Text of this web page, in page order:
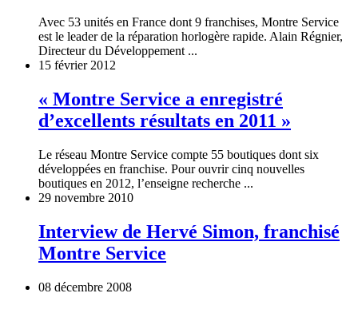
Avec 53 unités en France dont 9 franchises, Montre Service
est le leader de la réparation horlogère rapide. Alain Régnier,
Directeur du Développement ...
15 février 2012
« Montre Service a enregistré
d’excellents résultats en 2011 »
Le réseau Montre Service compte 55 boutiques dont six
développées en franchise. Pour ouvrir cinq nouvelles
boutiques en 2012, l’enseigne recherche ...
29 novembre 2010
Interview de Hervé Simon, franchisé
Montre Service
08 décembre 2008